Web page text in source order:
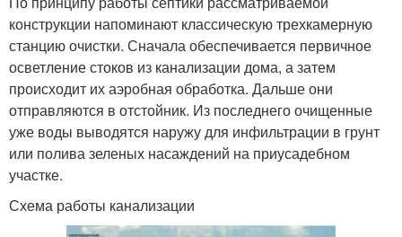
конструкции напоминают классическую трехкамерную
станцию очистки. Сначала обеспечивается первичное
осветление стоков из канализации дома, а затем
происходит их аэробная обработка. Дальше они
отправляются в отстойник. Из последнего очищенные
уже воды выводятся наружу для инфильтрации в грунт
или полива зеленых насаждений на приусадебном
участке.
Схема работы канализации